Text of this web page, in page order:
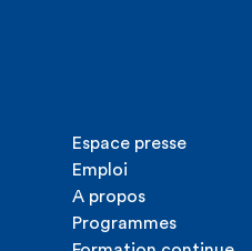
Espace presse
Emploi
A propos
Programmes